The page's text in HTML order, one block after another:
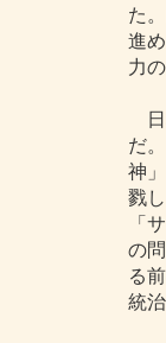
た
進
力
日
だ
神
戮
「
の
る
統